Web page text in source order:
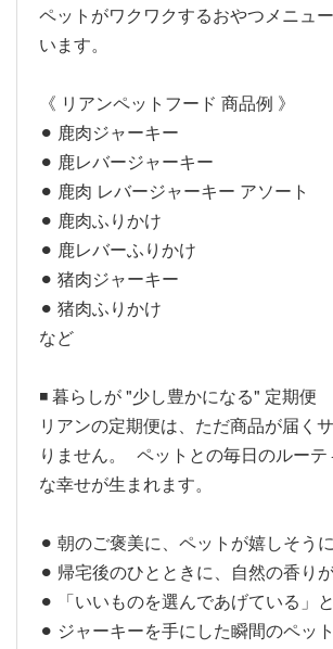
ペットがワクワクするおやつメニュ
います。
《 リアンペットフード 商品例 》
⚫︎ 鹿肉ジャーキー
⚫︎ 鹿レバージャーキー
⚫︎ 鹿肉 レバージャーキー アソート
⚫︎ 鹿肉ふりかけ
⚫︎ 鹿レバーふりかけ
⚫︎ 猪肉ジャーキー
⚫︎ 猪肉ふりかけ
など
◾️ 暮らしが "少し豊かになる" 定期便
リアンの定期便は、ただ商品が届く
りません。 ペットとの毎日のルーテ
な幸せが生まれます。
⚫︎ 朝のご褒美に、ペットが嬉しそう
⚫︎ 帰宅後のひとときに、自然の香り
⚫︎ 「いいものを選んであげている」
⚫︎ ジャーキーを手にした瞬間のペッ